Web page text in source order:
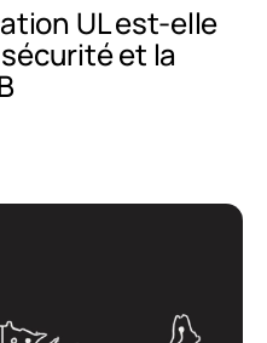
UL est-elle
et la